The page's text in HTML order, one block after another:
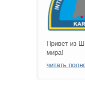
Привет из
мира!
читать